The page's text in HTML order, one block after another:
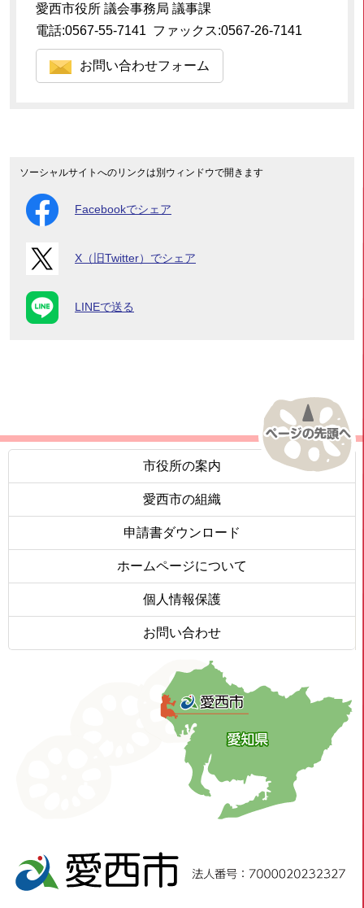
愛西市役所 議会事務局 議事課
電話:0567-55-7141 ファックス:0567-26-7141
お問い合わせフォーム
ソーシャルサイトへのリンクは別ウィンドウで開きます
Facebookでシェア
X（旧Twitter）でシェア
LINEで送る
市役所の案内
愛西市の組織
申請書ダウンロード
ホームページについて
個人情報保護
お問い合わせ